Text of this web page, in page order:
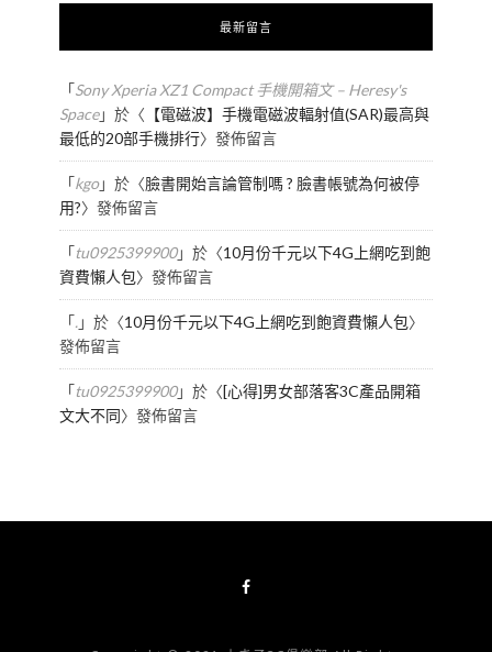
最新留言
「Sony Xperia XZ1 Compact 手機開箱文 – Heresy's
Space」於〈 【電磁波】手機電磁波輻射值(SAR)最高與
最低的20部手機排行〉發佈留言
「kgo」於〈臉書開始言論管制嗎 ? 臉書帳號為何被停
用?〉發佈留言
「tu0925399900」於〈10月份千元以下4G上網吃到飽
資費懶人包〉發佈留言
「.」於〈10月份千元以下4G上網吃到飽資費懶人包〉
發佈留言
「tu0925399900」於〈[心得]男女部落客3C產品開箱
文大不同〉發佈留言